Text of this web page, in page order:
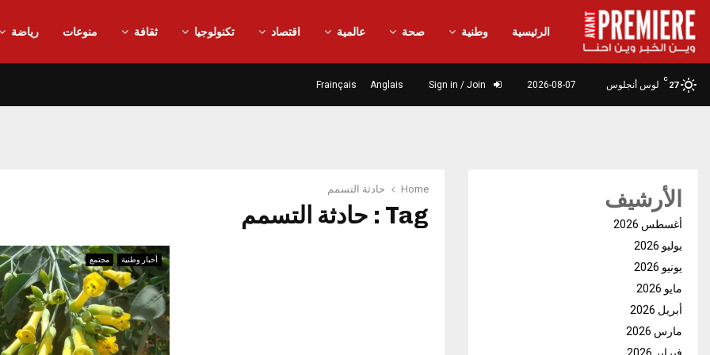
الرئيسية وطنية صحة عالمية اقتصاد تكنولوجيا ثقافة منوعات رياضة
27
C
لوس أنجلوس 2026-08-07
Anglais
Frainçais
Home حادثة التسمم
Tag : حادثة التسمم
أخبار وطنية مجتمع
الأرشيف
أغسطس 2026
يوليو 2026
يونيو 2026
مايو 2026
أبريل 2026
مارس 2026